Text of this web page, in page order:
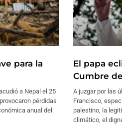
para la
a Nepal el 25
pérdidas
anual del
El papa
Cumbre
A juzgar por las
Francisco,
palestino, la
climático, el